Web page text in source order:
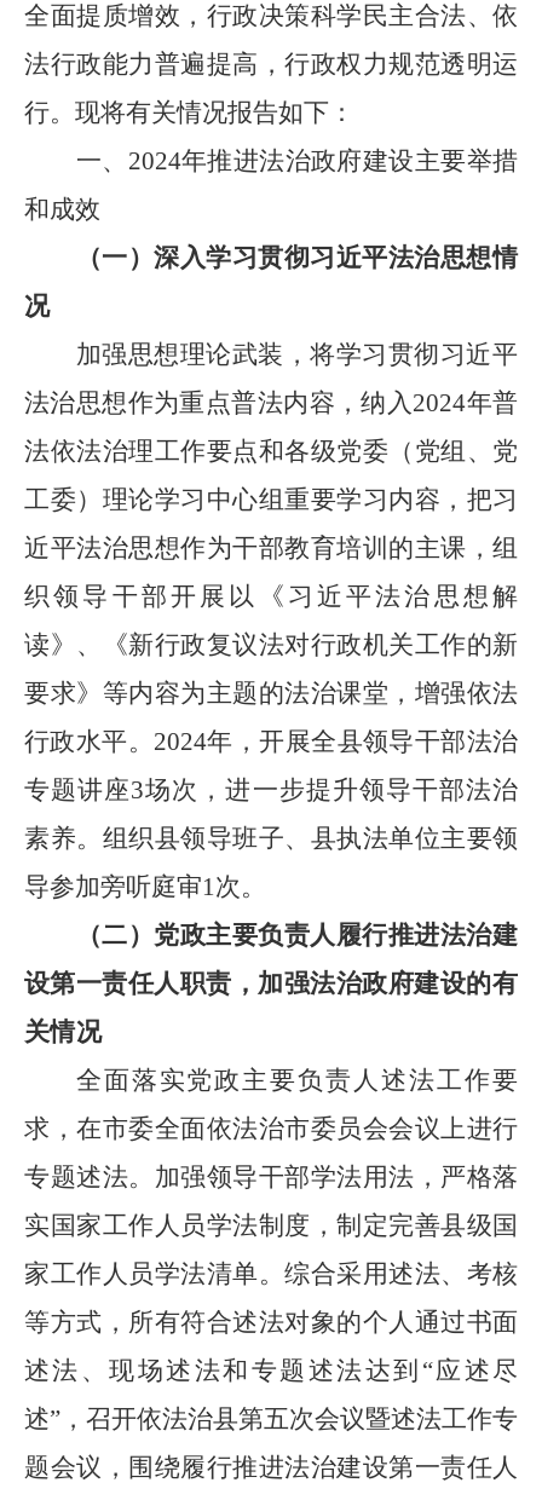
全面提质增效，行政决策科学民主合法、依
法行政能力普遍提高，行政权力规范透明运
行。现将有关情况报告如下：
一、 2024年推进法治政府建设主要举措
和成效
（一）深入学习贯彻习近平法治思想情
况
加强思想理论武装，将学习贯彻习近平
法治思想作为重点普法内容，纳入2024年普
法依法治理工作要点和各级党委（党组、党
工委）理论学习中心组重要学习内容，把习
近平法治思想作为干部教育培训的主课，组
织领导干部开展以《习近平法治思想解
读》、《新行政复议法对行政机关工作的新
要求》等内容为主题的法治课堂，增强依法
行政水平。 2024年，开展全县领导干部法治
专题讲座3场次，进一步提升领导干部法治
素养。组织县领导班子、县执法单位主要领
导参加旁听庭审1次。
（二）党政主要负责人履行推进法治建
设第一责任人职责，加强法治政府建设的有
关情况
全面落实党政主要负责人述法工作要
求，在市委全面依法治市委员会会议上进行
专题述法。加强领导干部学法用法，严格落
实国家工作人员学法制度，制定完善县级国
家工作人员学法清单。综合采用述法、考核
等方式，所有符合述法对象的个人通过书面
述法、现场述法和专题述法达到 “应述尽
述” ，召开依法治县第五次会议暨述法工作专
题会议，围绕履行推进法治建设第一责任人